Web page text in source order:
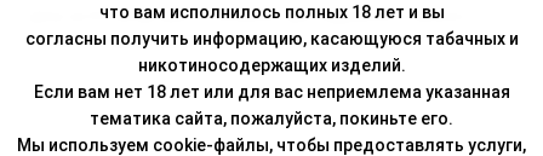
Цена на Armango Best 2 снижены, все подробности можно
уточнить у менеджера.
что вам исполнилось полных 18 лет и вы
согласны получить информацию, касающуюся табачных и
никотиносодержащих изделий.
Если вам нет 18 лет или для вас неприемлема указанная
тематика сайта, пожалуйста, покиньте его.
Мы используем cookie-файлы, чтобы предоставлять услуги,